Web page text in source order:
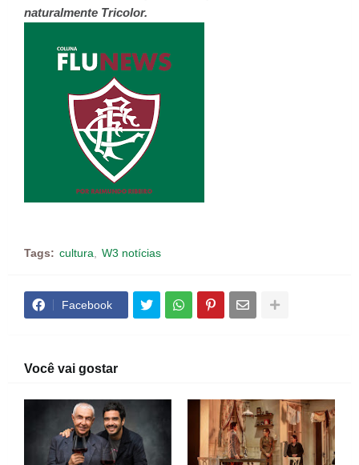
naturalmente Tricolor.
Tags: cultura W3 notícias
Facebook
Você vai gostar